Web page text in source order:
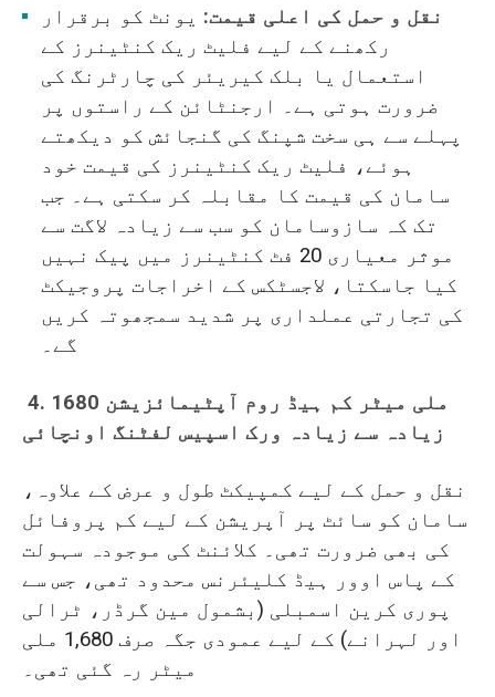
نقل و حمل کی اعلی قیمت: یونٹ کو برقرار
رکھنے کے لیے فلیٹ ریک کنٹینرز کے
استعمال یا بلک کیریئر کی چارٹرنگ کی
ضرورت ہوتی ہے۔ ارجنٹائن کے راستوں پر
پہلے سے ہی سخت شپنگ کی گنجائش کو دیکھتے
ہوئے، فلیٹ ریک کنٹینرز کی قیمت خود
سامان کی قیمت کا مقابلہ کر سکتی ہے۔ جب
تک کہ سازوسامان کو سب سے زیادہ لاگت سے
موثر معیاری 20 فٹ کنٹینرز میں پیک نہیں
کیا جاسکتا، لاجسٹکس کے اخراجات پروجیکٹ
کی تجارتی عملداری پر شدید سمجھوتہ کریں
گے۔
4. 1680 ملی میٹر کم ہیڈ روم آپٹیمائزیشن
زیادہ سے زیادہ ورک اسپیس لفٹنگ اونچائی
نقل و حمل کے لیے کمپیکٹ طول و عرض کے علاوہ،
سامان کو سائٹ پر آپریشن کے لیے کم پروفائل
کی بھی ضرورت تھی۔ کلائنٹ کی موجودہ سہولت
کے پاس اوور ہیڈ کلیئرنس محدود تھی، جس سے
پوری کرین اسمبلی (بشمول مین گرڈر، ٹرالی
اور لہرانے) کے لیے عمودی جگہ صرف 1,680 ملی